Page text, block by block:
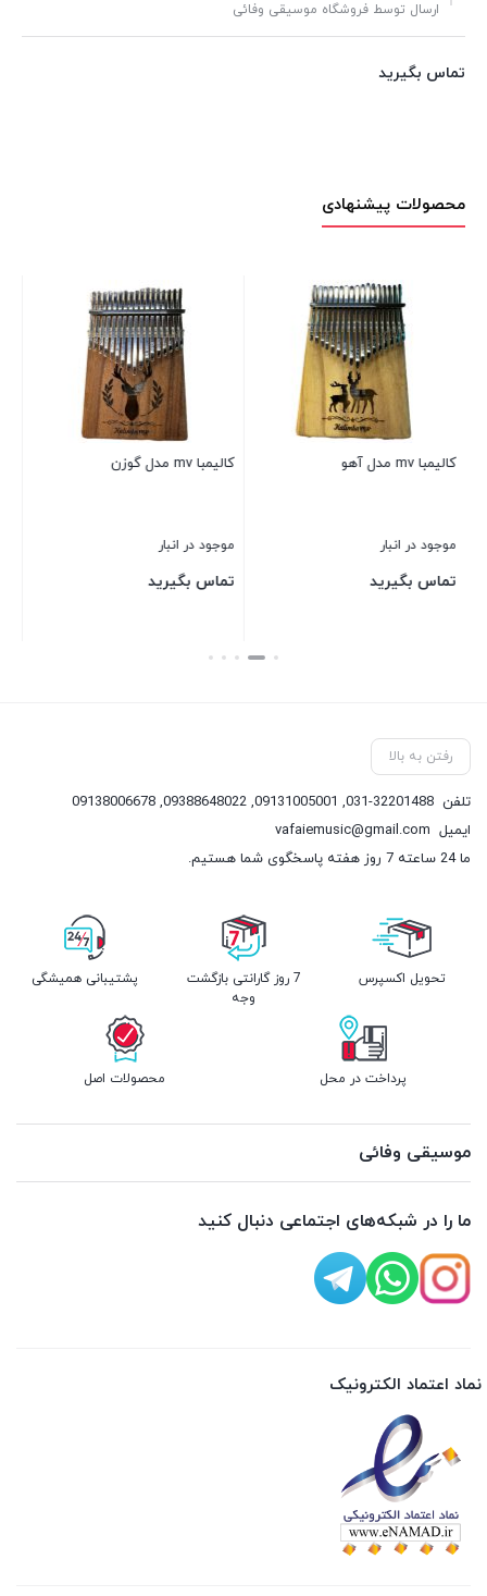
ارسال توسط فروشگاه موسیقی وفائی
تماس بگیرید
محصولات پیشنهادی
کالیمبا mv مدل آهو
موجود در انبار
تماس بگیرید
کالیمبا mv مدل گوزن
موجود در انبار
تماس بگیرید
بستن
رفتن به بالا
تلفن 031-32201488
,
09131005001
,
09388648022
,
09138006678
ایمیل vafaiemusic@gmail.com
ما 24 ساعته 7 روز هفته پاسخگوی شما هستیم.
تحویل اکسپرس
7 روز گارانتی بازگشت
وجه
پشتیبانی همیشگی
پرداخت در محل محصولات اصل
موسیقی وفائی
ما را در شبکه‌های اجتماعی دنبال کنید
نماد اعتماد الکترونیک